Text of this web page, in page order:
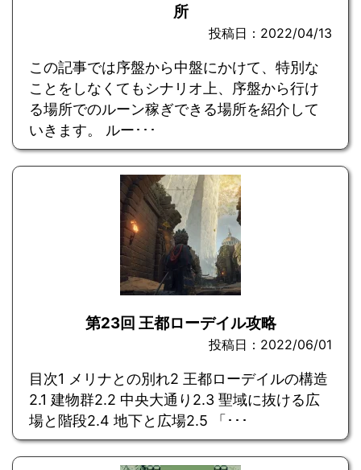
所
投稿日：2022/04/13
この記事では序盤から中盤にかけて、特別な
ことをしなくてもシナリオ上、序盤から行け
る場所でのルーン稼ぎできる場所を紹介して
いきます。 ルー･･･
第23回 王都ローデイル攻略
投稿日：2022/06/01
目次1 メリナとの別れ2 王都ローデイルの構造
2.1 建物群2.2 中央大通り2.3 聖域に抜ける広
場と階段2.4 地下と広場2.5 「･･･